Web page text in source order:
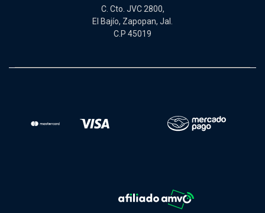
C. Cto. JVC 2800,
El Bajío, Zapopan, Jal.
C.P 45019